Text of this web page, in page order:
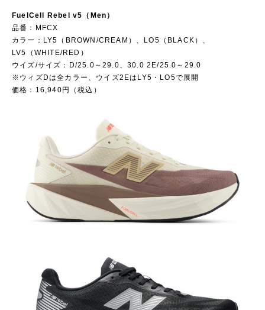
FuelCell Rebel v5（Men）
品番：MFCX
カラー：LY5（BROWN/CREAM）、LO5（BLACK）、
LV5（WHITE/RED）
ウイズ/サイズ：D/25.0～29.0、30.0 2E/25.0～29.0
※ウィズDは全カラー、ウイズ2EはLY5・LO5で展開
価格：16,940円（税込）